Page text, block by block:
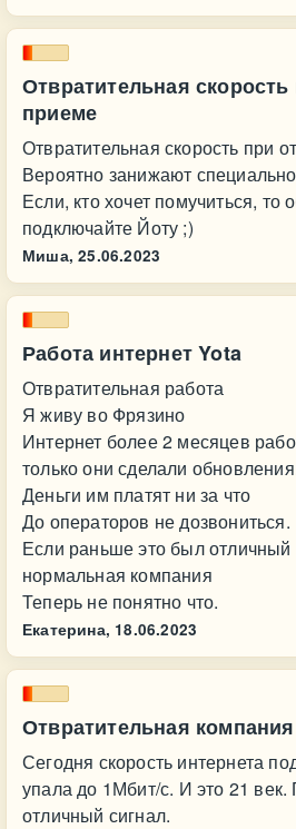
Отвратительная
приеме
Отвратительная скорость при
Вероятно занижают
Если, кто хочет помучиться, то
подключайте Йоту ;)
Миша, 25.06.2023
Работа интернет Yota
Отвратительная работа
Я живу во Фрязино
Интернет более 2 месяцев
только они сделали
Деньги им платят ни за что
До операторов не дозвониться.
Если раньше это был отличный
нормальная компания
Теперь не понятно что.
Екатерина, 18.06.2023
Отвратительная компания
Сегодня скорость интернета
упала до 1Мбит/с. И это 21
отличный сигнал.